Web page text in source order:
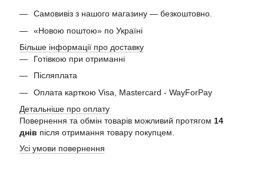
Самовивіз з нашого магазину — безкоштовно.
«Новою поштою» по Україні
Більше інформації про доставку
Готівкою при отриманні
Післяплата
Оплата карткою Visa, Mastercard - WayForPay
Детальніше про оплату
Повернення та обмін товарів можливий протягом 14
днів після отримання товару покупцем.
Усі умови повернення